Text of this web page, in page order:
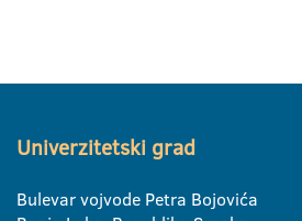
Univerzitetski grad
Bulevar vojvode Petra Bojovića